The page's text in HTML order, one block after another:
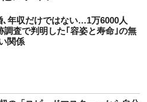
､年収だけではない…1万6000人
調査で判明した｢容姿と寿命｣の無
関係